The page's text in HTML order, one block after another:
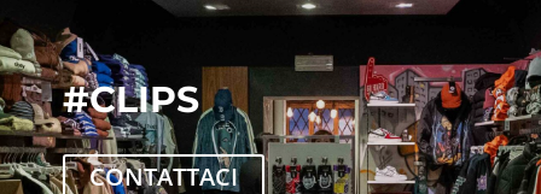
#CLIPS
CONTATTACI